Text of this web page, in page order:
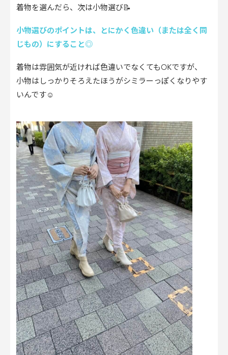
着物を選んだら、次は小物選び📝
小物選びのポイントは、とにかく色違い（または全く同
じもの）にすること◎
着物は雰囲気が近ければ色違いでなくてもOKですが、
小物はしっかりそろえたほうがシミラーっぽくなりやす
いんです☺